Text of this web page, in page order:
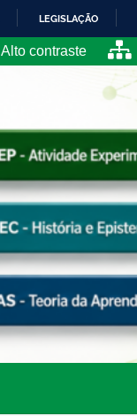
LEGISLAÇÃO
Alto contraste